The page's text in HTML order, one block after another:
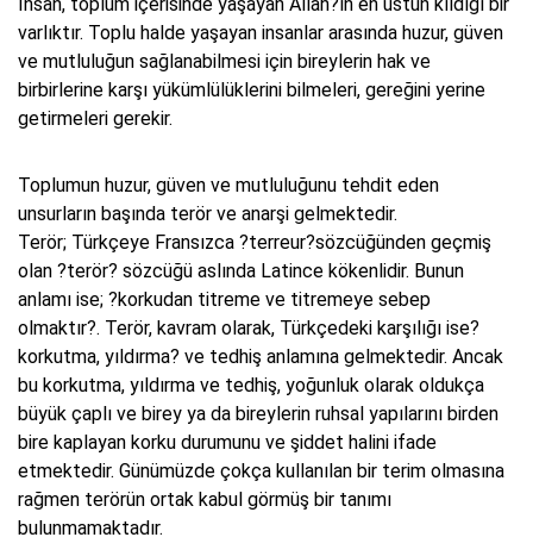
varlıktır. Toplu halde yaşayan insanlar arasında huzur, güven
ve mutluluğun sağlanabilmesi için bireylerin hak ve
birbirlerine karşı yükümlülüklerini bilmeleri, gereğini yerine
getirmeleri gerekir.
Toplumun huzur, güven ve mutluluğunu tehdit eden
unsurların başında terör ve anarşi gelmektedir.
Terör; Türkçeye Fransızca ?terreur?sözcüğünden geçmiş
olan ?terör? sözcüğü aslında Latince kökenlidir. Bunun
anlamı ise; ?korkudan titreme ve titremeye sebep
olmaktır?. Terör, kavram olarak, Türkçedeki karşılığı ise?
korkutma, yıldırma? ve tedhiş anlamına gelmektedir. Ancak
bu korkutma, yıldırma ve tedhiş, yoğunluk olarak oldukça
büyük çaplı ve birey ya da bireylerin ruhsal yapılarını birden
bire kaplayan korku durumunu ve şiddet halini ifade
etmektedir. Günümüzde çokça kullanılan bir terim olmasına
rağmen terörün ortak kabul görmüş bir tanımı
bulunmamaktadır.